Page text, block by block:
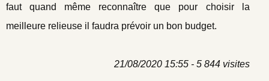
faut quand même reconnaître que pour choisir la
meilleure relieuse il faudra prévoir un bon budget.
21/08/2020 15:55 - 5 844 visites